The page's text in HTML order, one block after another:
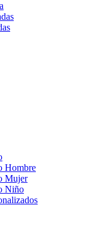
Hombre
Mujer
Niño